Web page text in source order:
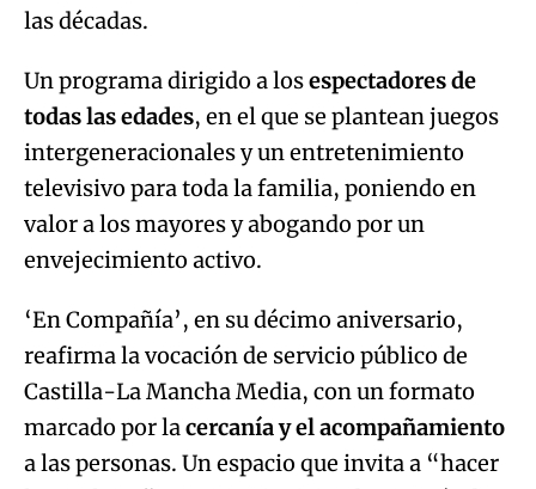
las décadas.
Un programa dirigido a losespectadores de
todas las edades, en el que se plantean juegos
intergeneracionales y un entretenimiento
televisivo para toda la familia, poniendo en
valor a los mayores y abogando por un
envejecimiento activo.
‘En Compañía’, en su décimo aniversario,
reafirma la vocación de servicio público de
Castilla-La Mancha Media, con un formato
marcado por lacercanía y el acompañamiento
a las personas. Un espacio que invita a “hacer